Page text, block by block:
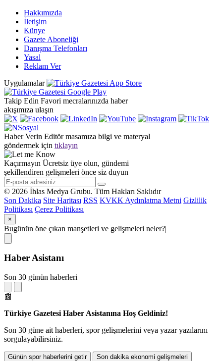
Hakkımızda
İletişim
Künye
Gazete Aboneliği
Danışma Telefonları
Yasal
Reklam Ver
Uygulamalar
Takip Edin Favori mecralarınızda haber
akışımıza ulaşın
Haber Verin Editör masamıza bilgi ve materyal
göndermek için tıklayın
Kaçırmayın Ücretsiz üye olun, gündemi
şekillendiren gelişmeleri önce siz duyun
© 2026 İhlas Medya Grubu. Tüm Hakları Saklıdır
Son Dakika Site Haritası RSS KVKK Aydınlatma Metni Gizlilik
Politikası Çerez Politikası
×
Bugünün öne çıkan manşetleri ve gelişmeleri neler?|
Haber Asistanı
Son 30 günün haberleri
📰
Türkiye Gazetesi Haber Asistanına Hoş Geldiniz!
Son 30 güne ait haberleri, spor gelişmelerini veya yazar yazılarını
sorgulayabilirsiniz.
Günün spor haberlerini getir Son dakika ekonomi gelişmeleri